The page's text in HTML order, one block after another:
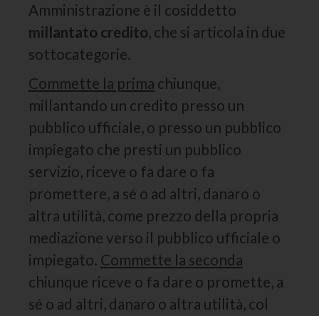
Amministrazione è il cosiddetto
millantato credito, che si articola in due
sottocategorie.
Commette la prima chiunque,
millantando un credito presso un
pubblico ufficiale, o presso un pubblico
impiegato che presti un pubblico
servizio, riceve o fa dare o fa
promettere, a sé o ad altri, danaro o
altra utilità, come prezzo della propria
mediazione verso il pubblico ufficiale o
impiegato. Commette la seconda
chiunque riceve o fa dare o promette, a
sé o ad altri, danaro o altra utilità, col